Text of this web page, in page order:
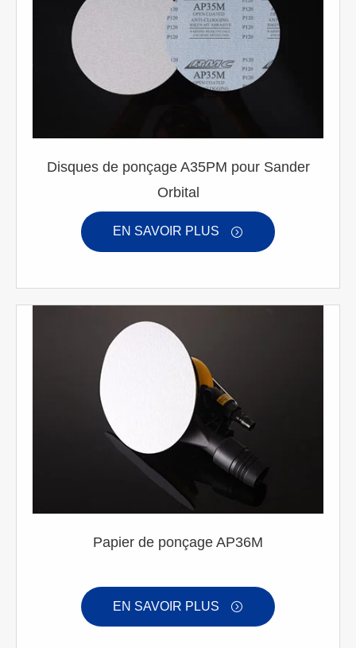
Disques de ponçage A35PM pour Sander
Orbital
EN SAVOIR PLUS 
Papier de ponçage AP36M
EN SAVOIR PLUS 